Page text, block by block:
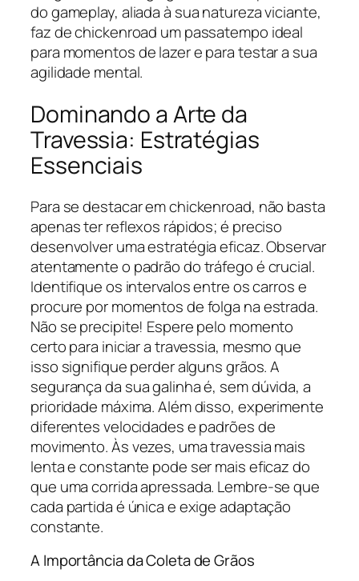
do gameplay, aliada à sua natureza viciante,
faz de chickenroad um passatempo ideal
para momentos de lazer e para testar a sua
agilidade mental.
Dominando a Arte da
Travessia: Estratégias
Essenciais
Para se destacar em chickenroad, não basta
apenas ter reflexos rápidos; é preciso
desenvolver uma estratégia eficaz. Observar
atentamente o padrão do tráfego é crucial.
Identifique os intervalos entre os carros e
procure por momentos de folga na estrada.
Não se precipite! Espere pelo momento
certo para iniciar a travessia, mesmo que
isso signifique perder alguns grãos. A
segurança da sua galinha é, sem dúvida, a
prioridade máxima. Além disso, experimente
diferentes velocidades e padrões de
movimento. Às vezes, uma travessia mais
lenta e constante pode ser mais eficaz do
que uma corrida apressada. Lembre-se que
cada partida é única e exige adaptação
constante.
A Importância da Coleta de Grãos